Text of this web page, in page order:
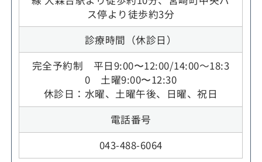
ス停より徒歩約3分
診療時間（休診日）
完全予約制 平日9:00〜12:00/14:00～18:3
0 土曜9:00〜12:30
休診日：水曜、土曜午後、日曜、祝日
電話番号
043-488-6064